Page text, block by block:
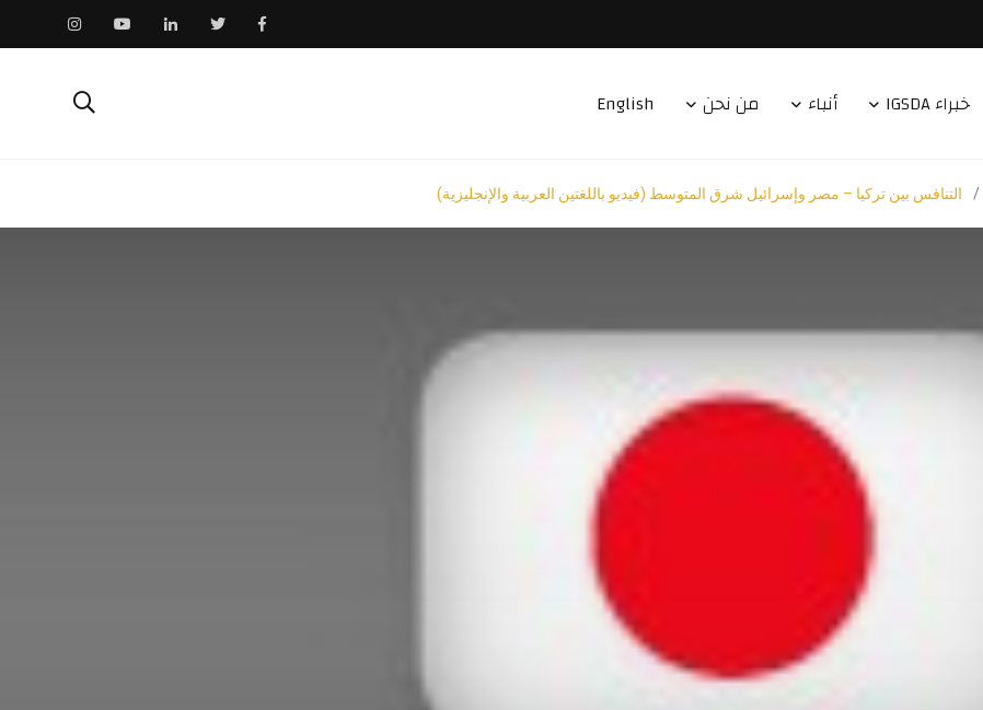
خبراء IGSDA أنباء من نحن English
/ التنافس بين تركيا – مصر وإسرائيل شرق المتوسط (فيديو باللغتين العربية والإنجليزية)